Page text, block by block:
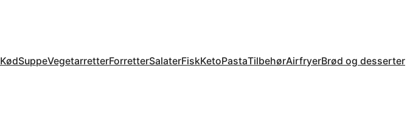
KødSuppeVegetarretterForretterSalaterFiskKetoPastaTilbehørAirfryerBrød og desserter